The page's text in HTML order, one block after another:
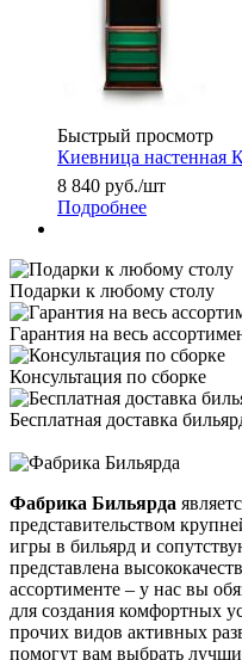
Быстрый просмотр
Киевница настенная
8 840 руб./шт
Подробнее
Подарки к любому столу
Гарантия на весь
Консультация по сборке
Бесплатная доставка
Фабрика Бильярда
представительством
игры в бильярд и
представлена
ассортименте – у нас вы
для создания комфортных
прочих видов активных
помогут вам выбрать